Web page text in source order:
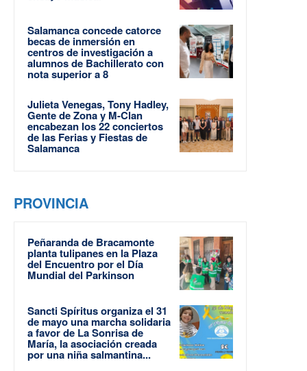
Salamanca concede catorce
becas de inmersión en
centros de investigación a
alumnos de Bachillerato con
nota superior a 8
Julieta Venegas, Tony Hadley,
Gente de Zona y M-Clan
encabezan los 22 conciertos
de las Ferias y Fiestas de
Salamanca
PROVINCIA
Peñaranda de Bracamonte
planta tulipanes en la Plaza
del Encuentro por el Día
Mundial del Parkinson
Sancti Spíritus organiza el 31
de mayo una marcha solidaria
a favor de La Sonrisa de
María, la asociación creada
por una niña salmantina...